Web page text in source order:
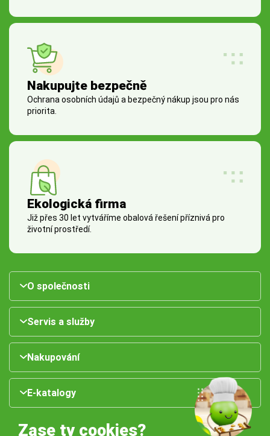
Nakupujte bezpečně
Ochrana osobních údajů a bezpečný nákup jsou pro nás
priorita.
Ekologická firma
Již přes 30 let vytváříme obalová řešení příznivá pro
životní prostředí.
O společnosti
Servis a služby
Nakupování
E-katalogy
Zase ty cookies?